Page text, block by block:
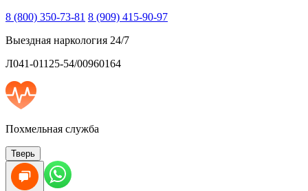
8 (800) 350-73-81 8 (909) 415-90-97
Выездная наркология 24/7
Л041-01125-54/00960164
Похмельная служба
Тверь